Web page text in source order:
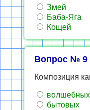
Змей
Баба-Яга
Кощей
Вопрос № 9
Композиция
волшебных
бытовых